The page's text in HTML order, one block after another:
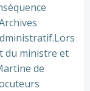
du ministre et
de